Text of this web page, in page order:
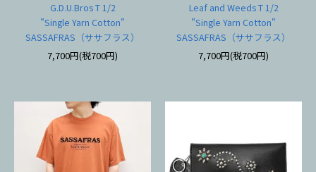
G.D.U.Bros T 1/2
"Single Yarn Cotton"
SASSAFRAS（ササフラス）
7,700円(税700円)
Leaf and Weeds T 1/2
"Single Yarn Cotton"
SASSAFRAS（ササフラス）
7,700円(税700円)